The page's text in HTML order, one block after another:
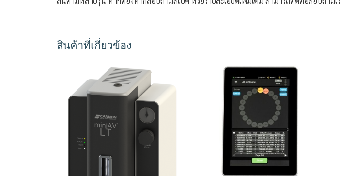
สินค้าที่เกี่ยวข้อง